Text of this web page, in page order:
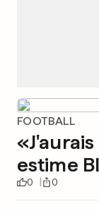
FOOTBALL
estime
0 0